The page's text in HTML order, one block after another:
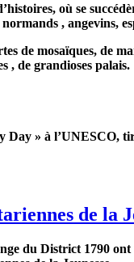
où se
, angevins,
de mosaïques, de
, de grandioses palais.
Day » à l’UNESCO,
de la
du District 1790